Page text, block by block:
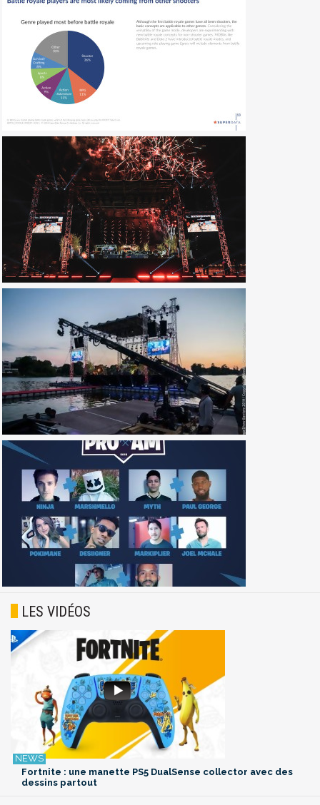
LES VIDÉOS
Fortnite : une manette PS5 DualSense collector avec des
dessins partout